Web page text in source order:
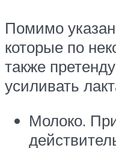
Помимо
которые по
также
усиливать
Молоко.